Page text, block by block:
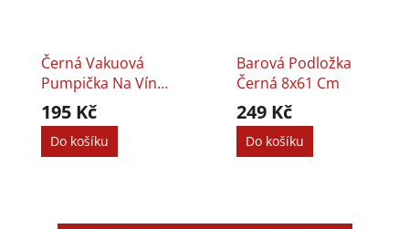
Černá Vakuová
Pumpička Na Víno
+ 2 Zátky
195 Kč
Do košíku
Barová Podložka
Černá 8x61 Cm
249 Kč
Do košíku